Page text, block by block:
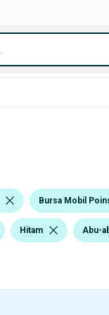
Bursa Mobil
Hitam Abu-